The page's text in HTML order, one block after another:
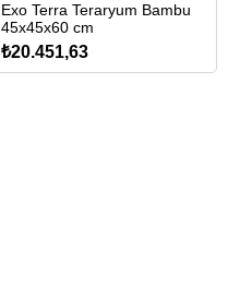
Exo Terra Teraryum Bambu
45x45x60 cm
₺20.451,63